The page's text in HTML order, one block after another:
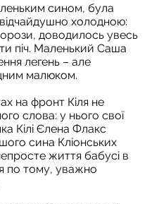
сином, була
холодною:
доводилось увесь
піч. Маленький Саша
легень – але
малюком.
на фронт Кіля не
слова: у нього свої
Кілі Єлена Флакс
сина Кліонських
життя бабусі в
по тому, уважно